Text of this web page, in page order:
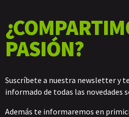
PASIÓN?
Suscríbete a nuestra newsletter y
informado de todas las novedades
Además te informaremos en